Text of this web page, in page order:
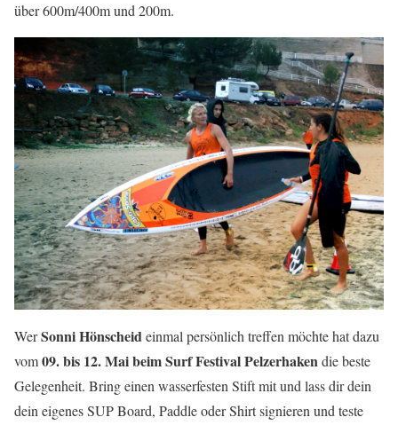
über 600m/400m und 200m.
WerSonni Hönscheideinmal persönlich treffen möchte hat dazu
vom09. bis 12. Mai beim Surf Festival Pelzerhakendie beste
Gelegenheit. Bring einen wasserfesten Stift mit und lass dir dein
dein eigenes SUP Board, Paddle oder Shirt signieren und teste